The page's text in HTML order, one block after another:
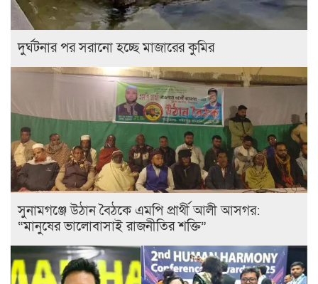
দুর্ঘটনার পর সরানো হচ্ছে মাজারের কুমির
সুনামগঞ্জে উঠান বৈঠকে এমপি প্রার্থী আলী আসগর:
“মানুষের ভালোবাসাই রাজনীতির শক্তি”